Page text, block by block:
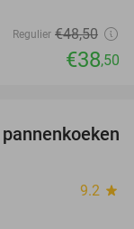
Regulier €48,50
€38,50
30%
9.2 star